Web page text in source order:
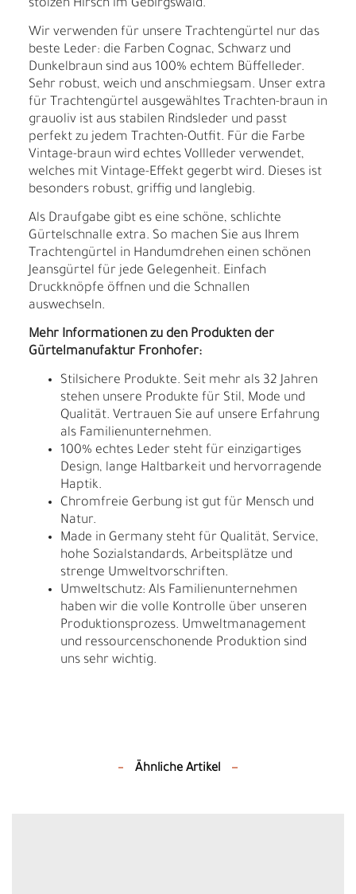
stolzen Hirsch im Gebirgswald.
Wir verwenden für unsere Trachtengürtel nur das
beste Leder: die Farben Cognac, Schwarz und
Dunkelbraun sind aus 100% echtem Büffelleder.
Sehr robust, weich und anschmiegsam. Unser extra
für Trachtengürtel ausgewähltes Trachten-braun in
grauoliv ist aus stabilen Rindsleder und passt
perfekt zu jedem Trachten-Outfit. Für die Farbe
Vintage-braun wird echtes Vollleder verwendet,
welches mit Vintage-Effekt gegerbt wird. Dieses ist
besonders robust, griffig und langlebig.
Als Draufgabe gibt es eine schöne, schlichte
Gürtelschnalle extra. So machen Sie aus Ihrem
Trachtengürtel in Handumdrehen einen schönen
Jeansgürtel für jede Gelegenheit. Einfach
Druckknöpfe öffnen und die Schnallen
auswechseln.
Mehr Informationen zu den Produkten der
Gürtelmanufaktur Fronhofer:
Stilsichere Produkte. Seit mehr als 32 Jahren
stehen unsere Produkte für Stil, Mode und
Qualität. Vertrauen Sie auf unsere Erfahrung
als Familienunternehmen.
100% echtes Leder steht für einzigartiges
Design, lange Haltbarkeit und hervorragende
Haptik.
Chromfreie Gerbung ist gut für Mensch und
Natur.
Made in Germany steht für Qualität, Service,
hohe Sozialstandards, Arbeitsplätze und
strenge Umweltvorschriften.
Umweltschutz: Als Familienunternehmen
haben wir die volle Kontrolle über unseren
Produktionsprozess. Umweltmanagement
und ressourcenschonende Produktion sind
uns sehr wichtig.
Ähnliche Artikel